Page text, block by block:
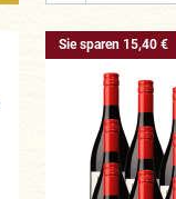
Sie sparen 15,40 €